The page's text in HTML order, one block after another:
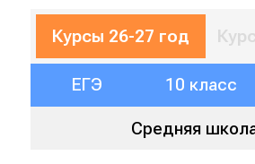
Курсы 26-27 год
ЕГЭ 10 класс
Средняя
11 класс 10 класс 9
ПРЕДМЕТ
Русский язык